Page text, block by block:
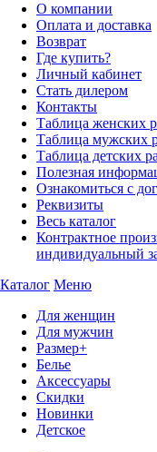
О компании
Оплата и доставка
Возврат
Где купить?
Личный кабинет
Стать дилером
Контакты
Таблица женских
Таблица мужских
Таблица детских
Полезная
Ознакомиться с
Реквизиты
Весь каталог
Контрактное
индивидуальный
Каталог Меню
Для женщин
Для мужчин
Размер+
Белье
Аксессуары
Скидки
Новинки
Детское